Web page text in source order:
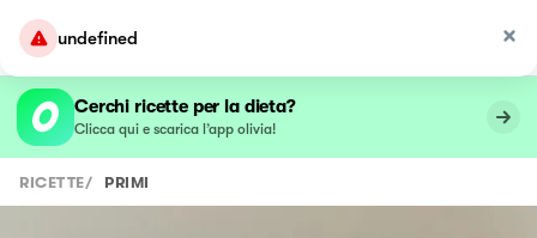
undefined
Cerchi ricette per la dieta?
Clicca qui e scarica l’app olivia!
RICETTE/ PRIMI